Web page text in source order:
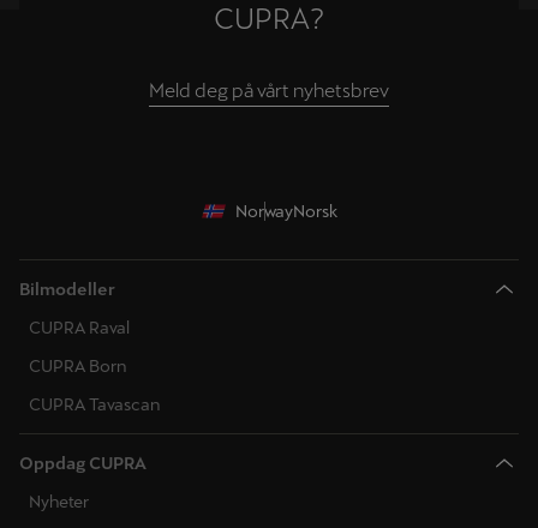
CUPRA?
Meld deg på vårt nyhetsbrev
NorwayNorsk
Bilmodeller
CUPRA Raval
CUPRA Born
CUPRA Tavascan
Oppdag CUPRA
Nyheter